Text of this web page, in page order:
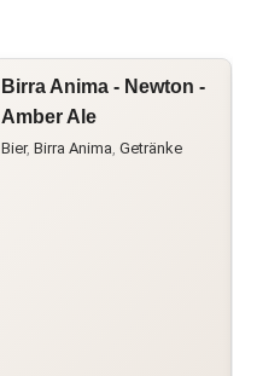
Birra Anima - Newton -
Amber Ale
Bier, Birra Anima Getränke